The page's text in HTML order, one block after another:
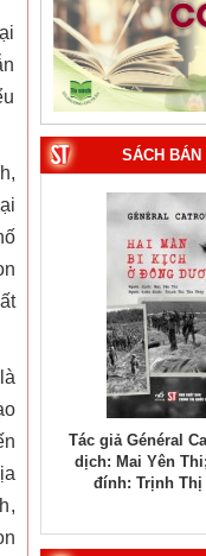
SÁCH BÁN
Tác giả Général
dịch: Mai Yên
đính: Trịnh Thị